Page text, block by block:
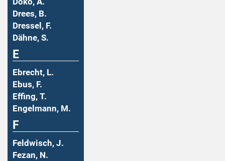
Drees, B.
Dressel, F.
Dähne, S.
E
Ebrecht, L.
Ebus, F.
Effing, T.
Engelmann, M.
F
Feldwisch, J.
Fezan, N.